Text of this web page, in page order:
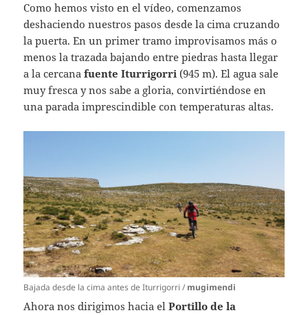
Como hemos visto en el vídeo, comenzamos
deshaciendo nuestros pasos desde la cima cruzando
la puerta. En un primer tramo improvisamos más o
menos la trazada bajando entre piedras hasta llegar
a la cercanafuente Iturrigorri(945 m). El agua sale
muy fresca y nos sabe a gloria, convirtiéndose en
una parada imprescindible con temperaturas altas.
Bajada desde la cima antes de Iturrigorri / mugimendi
Ahora nos dirigimos hacia elPortillo de la